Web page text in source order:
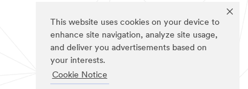
This website uses cookies on your device to
enhance site navigation, analyze site usage,
and deliver you advertisements based on
your interests.
Cookie Notice